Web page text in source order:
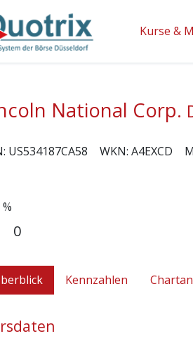
Kurse &
National Corp.
US534187CA58 WKN: A4EXCD
%
0
Kennzahlen